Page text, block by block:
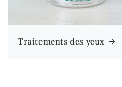
Traitements des yeux